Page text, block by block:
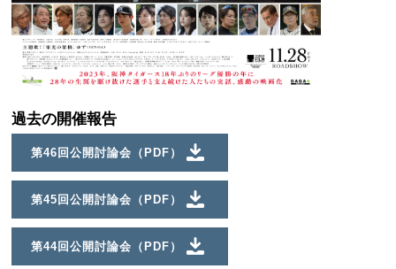
過去の開催報告
第46回公開討論会（PDF）
第45回公開討論会（PDF）
第44回公開討論会（PDF）